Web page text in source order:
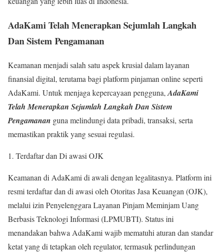
AdaKami Telah Menerapkan Sejumlah Langkah
Dan Sistem Pengamanan
Keamanan menjadi salah satu aspek krusial dalam layanan
finansial digital, terutama bagi platform pinjaman online seperti
AdaKami. Untuk menjaga kepercayaan pengguna, AdaKami
Telah Menerapkan Sejumlah Langkah Dan Sistem
Pengamanan guna melindungi data pribadi, transaksi, serta
memastikan praktik yang sesuai regulasi.
Terdaftar dan Di awasi OJK
Keamanan di AdaKami di awali dengan legalitasnya. Platform ini
resmi terdaftar dan di awasi oleh Otoritas Jasa Keuangan (OJK),
melalui izin Penyelenggara Layanan Pinjam Meminjam Uang
Berbasis Teknologi Informasi (LPMUBTI). Status ini
menandakan bahwa AdaKami wajib mematuhi aturan dan standar
ketat yang di tetapkan oleh regulator, termasuk perlindungan